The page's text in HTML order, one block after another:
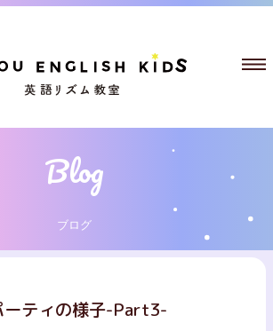
ブログ
ーティの様子-Part3-